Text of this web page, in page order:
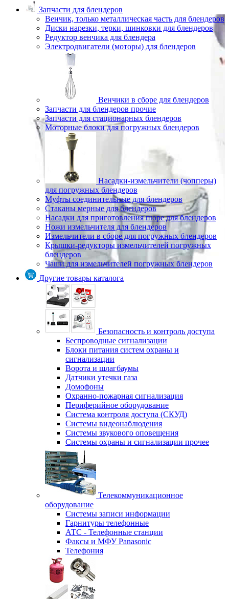
Запчасти для блендеров
Венчик, только металлическая часть для блендеров
Диски нарезки, терки, шинковки для блендеров
Редуктор венчика для блендера
Электродвигатели (моторы) для блендеров
Венчики в сборе для блендеров
Запчасти для блендеров прочие
Запчасти для стационарных блендеров
Моторные блоки для погружных блендеров
Насадки-измельчители (чопперы)
для погружных блендеров
Муфты соединительные для блендеров
Стаканы мерные для блендеров
Насадки для приготовления пюре для блендеров
Ножи измельчителя для блендеров
Измельчители в сборе для погружных блендеров
Крышки-редукторы измельчителей погружных
блендеров
Чаши для измельчителей погружных блендеров
Другие товары каталога
Безопасность и контроль доступа
Беспроводные сигнализации
Блоки питания систем охраны и
сигнализации
Ворота и шлагбаумы
Датчики утечки газа
Домофоны
Охранно-пожарная сигнализация
Периферийное оборудование
Система контроля доступа (СКУД)
Системы видеонаблюдения
Системы звукового оповещения
Системы охраны и сигнализации прочее
Телекоммуникационное
оборудование
Системы записи информации
Гарнитуры телефонные
АТС - Телефонные станции
Факсы и МФУ Panasonic
Телефония